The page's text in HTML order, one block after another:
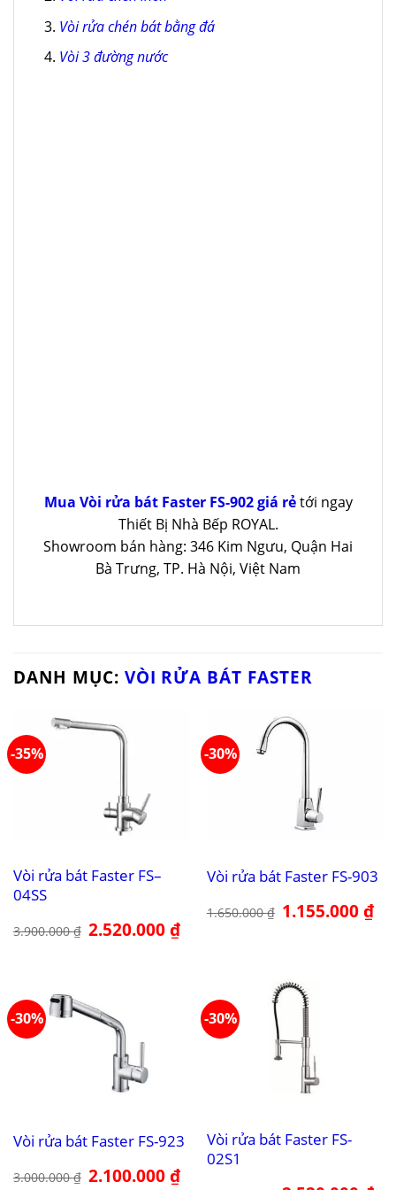
Vòi rửa chén bát bằng đá
Vòi 3 đường nước
Mua Vòi rửa bát Faster FS-902 giá rẻtới ngay
Thiết Bị Nhà Bếp ROYAL.
Showroom bán hàng: 346 Kim Ngưu, Quận Hai
Bà Trưng, TP. Hà Nội, Việt Nam
DANH MỤC: VÒI RỬA BÁT FASTER
-35%
Vòi rửa bát Faster FS–
04SS
3.900.000₫ Giá
gốc
2.520.000₫Giá
hiện
-30%
Vòi rửa bát Faster FS-903
1.650.000₫ Giá
gốc
1.155.000₫Giá
-30%
Vòi rửa bát Faster FS-923
3.000.000₫ Giá
gốc
2.100.000₫Giá
hiện
-30%
Vòi rửa bát Faster FS-
02S1